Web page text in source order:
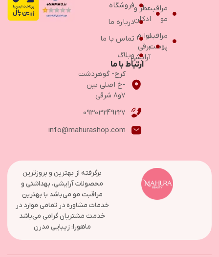
مراقبت
مو
مراقبت
پوست
عطر و
ادکلن
لوازم
برقی
آرایشی
فروشگاه
درباره ما
تماس با ما
وبلاگ
ارتباط با ما
کرج- گوهردشت
-خ اصلی بین
۷و۸ شرقی
09303249227
info@mahurashop.com
برگرفته از بهترین و بروزترین
محصولات آرایشی، بهداشتی و
مراقبت مو می‌باشد با بهترین
خدمات مشاوره در تمامی موارد در
خدمت مشتریان گرامی می‌باشد
ماهورا: زیبایی مدرن